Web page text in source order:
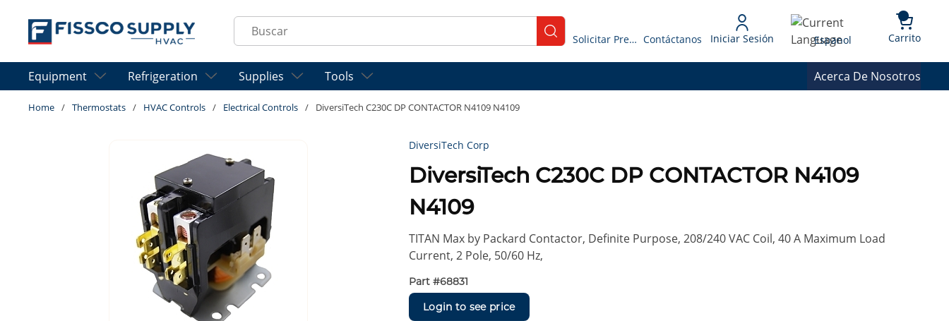
Skip to main content
Site Search
submit search
Solicitar Presupuesto Contáctanos Iniciar Sesión Language
Espanol Carrito{0}
Equipment Refrigeration Supplies Tools Acerca De Nosotros
Home / Thermostats / HVAC Controls / Electrical Controls / DiversiTech C230C DP CONTACTOR N4109 N4109
DiversiTech Corp
DiversiTech C230C DP CONTACTOR N4109
N4109
TITAN Max by Packard Contactor, Definite Purpose, 208/240 VAC Coil, 40 A Maximum Load
Current, 2 Pole, 50/60 Hz,
Part #68831
Login to see price